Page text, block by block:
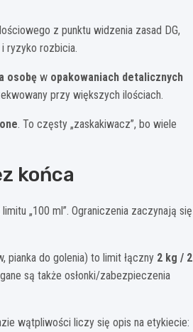
z punktu widzenia zasad DG,
ryzyko rozbicia.
osobę w opakowaniach detalicznych
przy większych ilościach.
. To częsty „zaskakiwacz”, bo wiele
końca
„100 ml”. Ograniczenia zaczynają się
pianka do golenia) to limit łączny 2 kg / 2
są także osłonki/zabezpieczenia
wątpliwości liczy się opis na etykiecie: